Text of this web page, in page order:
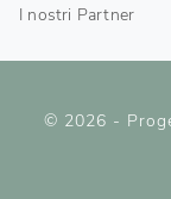
I nostri Partner
© 2026 -